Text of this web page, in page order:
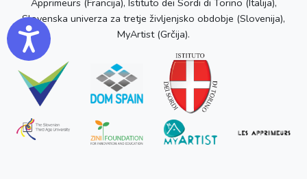
Accessibility
Apprimeurs (Francija), Istituto dei Sordi di Torino (Italija),
Slovenska univerza za tretje življenjsko obdobje (Slovenija),
MyArtist (Grčija).